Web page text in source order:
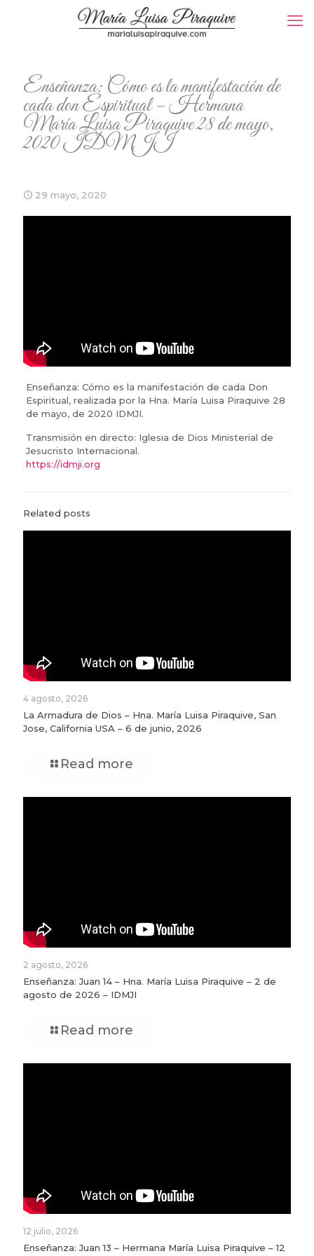
Enseñanza: Cómo es la manifestación de
cada don Espiritual – Hermana
María Luisa Piraquive 28 de mayo,
2020 IDMJI
29 mayo, 2020
Enseñanza: Cómo es la manifestación de cada Don
Espiritual, realizada por la Hna. María Luisa Piraquive 28
de mayo, de 2020 IDMJI.
Transmisión en directo: Iglesia de Dios Ministerial de
Jesucristo Internacional.
https://idmji.org
Related posts
4 agosto, 2026
La Armadura de Dios – Hna. María Luisa Piraquive, San
Jose, California USA – 6 de junio, 2026
Read more
2 agosto, 2026
Enseñanza: Juan 14 – Hna. María Luisa Piraquive – 2 de
agosto de 2026 – IDMJI
Read more
12 julio, 2026
Enseñanza: Juan 13 – Hermana María Luisa Piraquive – 12